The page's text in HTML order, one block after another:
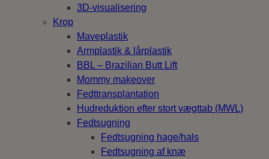
3D-visualisering
Krop
Maveplastik
Armplastik & lårplastik
BBL – Brazilian Butt Lift
Mommy makeover
Fedttransplantation
Hudreduktion efter stort vægttab (MWL)
Fedtsugning
Fedtsugning hage/hals
Fedtsugning af knæ